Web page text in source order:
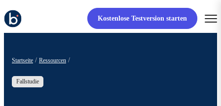
Kostenlose Testversion starten
Startseite Ressourcen
Fallstudie